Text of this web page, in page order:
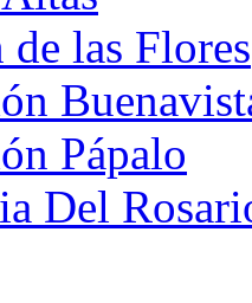
las Flores
Pápalo
Del